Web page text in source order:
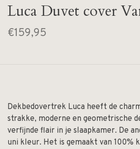
Luca Duvet cover
€159,95
Dekbedovertrek Luca heeft de
strakke, moderne en geometrische
verfijnde flair in je slaapkamer. De
uni kleur. Het is gemaakt van 100%